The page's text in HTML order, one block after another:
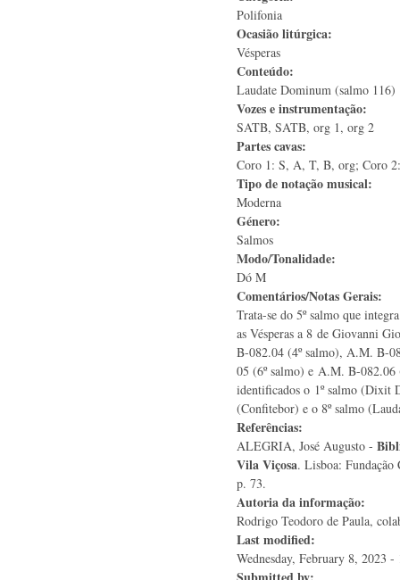
Polifonia
Ocasião litúrgica:
Vésperas
Conteúdo:
Laudate Dominum (salmo 116)
Vozes e instrumentação:
SATB, SATB, org 1, org 2
Partes cavas:
Coro 1: S, A, T, B, org; Coro
Tipo de notação musical:
Moderna
Género:
Salmos
Modo/Tonalidade:
Dó M
Comentários/Notas Gerais:
Trata-se do 5º salmo que
as Vésperas a 8 de Giovanni
B-082.04 (4º salmo), A.M. B-
05 (6º salmo) e A.M. B-082.06
identificados o 1º salmo (Dixit
(Confitebor) e o 8º salmo
Referências:
ALEGRIA, José Augusto -
Vila Viçosa. Lisboa: Fundação
p. 73.
Autoria da informação:
Rodrigo Teodoro de Paula,
Last modified:
Wednesday, February 8, 2023 -